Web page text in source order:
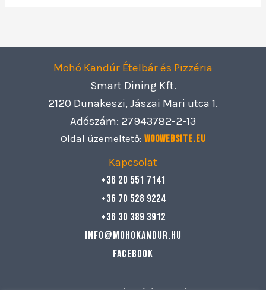
Mohó Kandúr Ételbár és Pizzéria
Smart Dining Kft.
2120 Dunakeszi, Jászai Mari utca 1.
Adószám: 27943782-2-13
Oldal üzemeltető: Woowebsite.eu
Kapcsolat
+36 20 551 7141
+36 70 528 9224
+36 30 389 3912
info@mohokandur.hu
Facebook